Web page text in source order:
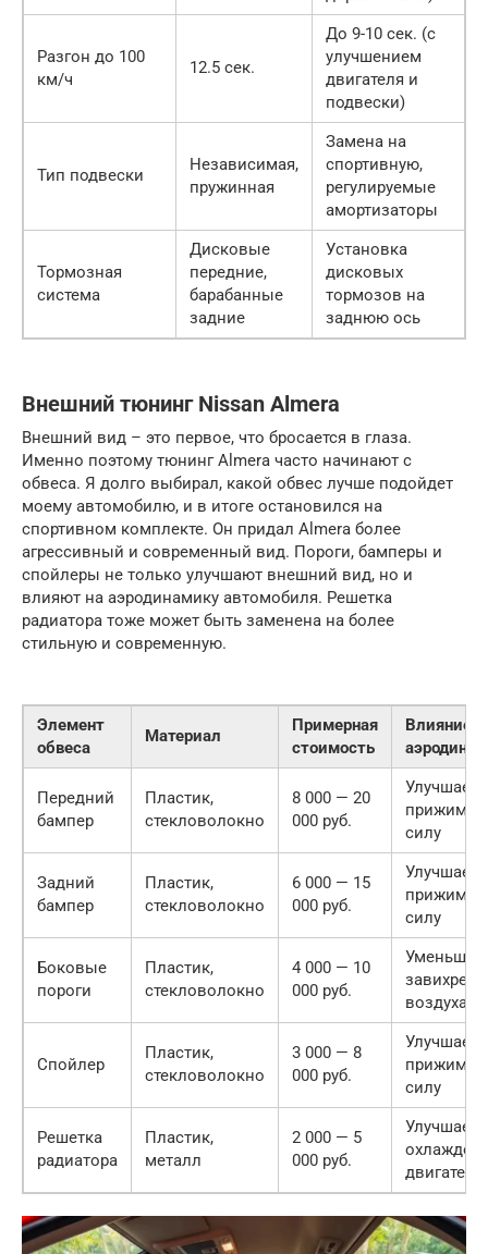
Разгон до 100
км/ч
12.5 сек.
До 9-10 сек. (с
улучшением
двигателя и
подвески)
Тип подвески
Независимая,
пружинная
Замена на
спортивную,
регулируемые
амортизаторы
Тормозная
система
Дисковые
передние,
барабанные
задние
Установка
дисковых
тормозов на
заднюю ось
Внешний тюнинг Nissan Almera
Внешний вид – это первое, что бросается в глаза.
Именно поэтому тюнинг Almera часто начинают с
обвеса. Я долго выбирал, какой обвес лучше подойдет
моему автомобилю, и в итоге остановился на
спортивном комплекте. Он придал Almera более
агрессивный и современный вид. Пороги, бамперы и
спойлеры не только улучшают внешний вид, но и
влияют на аэродинамику автомобиля. Решетка
радиатора тоже может быть заменена на более
стильную и современную.
Элемент
обвеса
Материал
Примерная
стоимость
Влияние
Передний
бампер
Пластик,
стекловолокно
8 000 — 20
000 руб.
Улучшает
силу
Задний
бампер
Пластик,
стекловолокно
6 000 — 15
000 руб.
Улучшает
силу
Боковые
пороги
Пластик,
стекловолокно
4 000 — 10
000 руб.
воздуха
Спойлер
Пластик,
стекловолокно
3 000 — 8
000 руб.
Улучшает
силу
Решетка
радиатора
Пластик,
металл
2 000 — 5
000 руб.
Улучшает
двигателя